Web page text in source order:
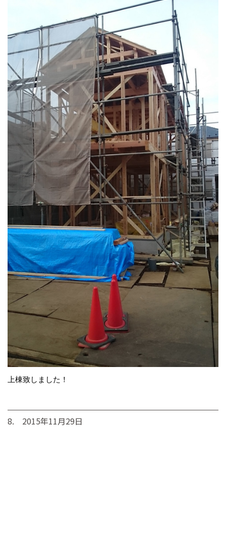
上棟致しました！
8. 2015年11月29日